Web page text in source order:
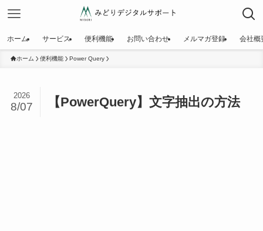
ホーム サービス 便利機能 お問い合わせ メルマガ登録 会社概
ホーム 便利機能 Power Query
【PowerQuery】文字抽出の方法
2026
8/07